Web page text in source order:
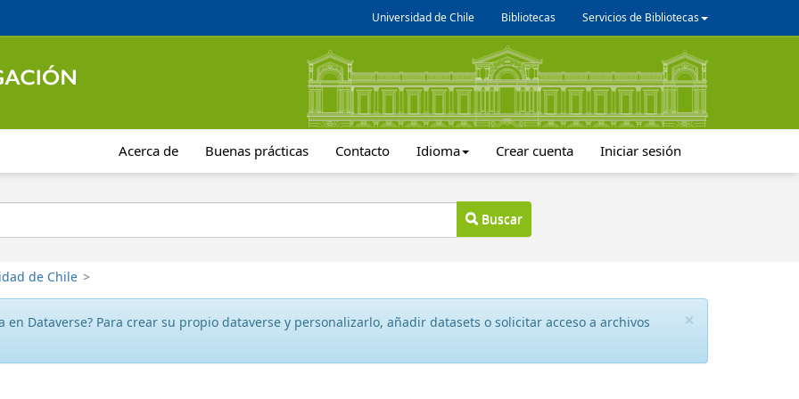
Universidad de Chile Bibliotecas Servicios de Bibliotecas
Acerca de Buenas prácticas Contacto Idioma Crear cuenta Iniciar sesión
Buscar
de Chile >
×
en Dataverse? Para crear su propio dataverse y personalizarlo, añadir datasets o solicitar acceso a archivos